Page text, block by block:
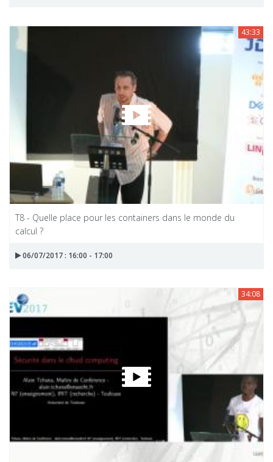
43:33
T8 - Quelle place pour les containers dans le monde du
calcul ?
06/07/2017 : 16:00 - 17:00
34:08